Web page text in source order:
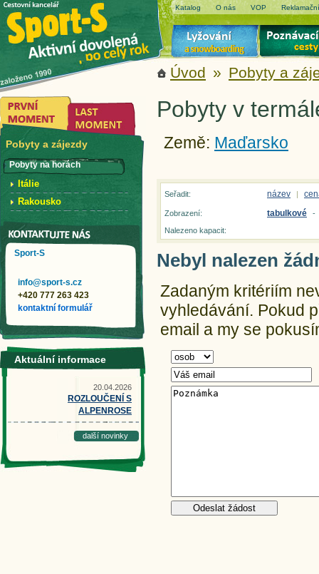
Katalog O nás VOP
Úvod » Pobyty a
Pobyty v
Země: Maďarsko
Seřadit: název |
Zobrazení: tabulkové
-
Nalezeno kapacit:
Nebyl nalezen
Zadaným kritériím
vyhledávání. Pokud
email a my se
Pobyty a zájezdy
Pobyty na horách
Itálie
Rakousko
Sport-S
info@sport-s.cz
+420 777 263 423
kontaktní formulář
Aktuální informace
20.04.2026
ROZLOUČENÍ S
ALPENROSE
další novinky